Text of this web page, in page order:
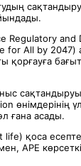
Regulatory
All by 2047)
қорғауға
өнімдерінің
ғана асады.
қоса
APE